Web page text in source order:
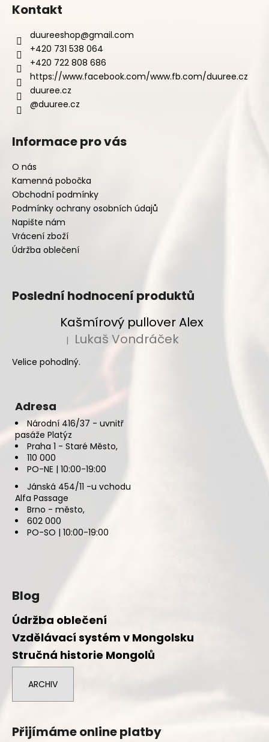
Kontakt
duureeshop@gmail.com
+420 731 538 064
+420 722 808 686
https://www.facebook.com/www.fb.com/duuree.cz
duuree.cz
@duuree.cz
Informace pro vás
O nás
Kamenná pobočka
Obchodní podmínky
Podmínky ochrany osobních údajů
Napište nám
Vrácení zboží
Údržba oblečení
Poslední hodnocení produktů
Kašmírový pullover Alex
Hodnocení produktu je 5 z 5 hvězdiček.
| Lukaš Vondráček
Velice pohodlný.
Adresa
Národní 416/37 - uvnitř
pasáže Platýz
Praha 1 - Staré Město,
110 000
PO-NE | 10:00-19:00
Jánská 454/11 -u vchodu
Alfa Passage
Brno - město,
602 000
PO-SO | 10:00-19:00
Blog
Údržba oblečení
Vzdělávací systém v Mongolsku
Stručná historie Mongolů
ARCHIV
Přijímáme online platby